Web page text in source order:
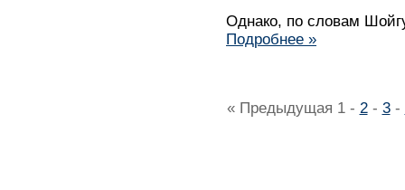
Однако, по словам
Подробнее »
« Предыдущая 1- 2- 3-